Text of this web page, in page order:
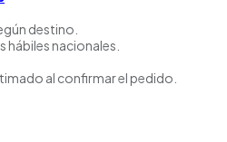
destino.
nacionales.
al confirmar el pedido.